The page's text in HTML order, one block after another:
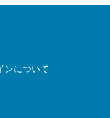
ンについて